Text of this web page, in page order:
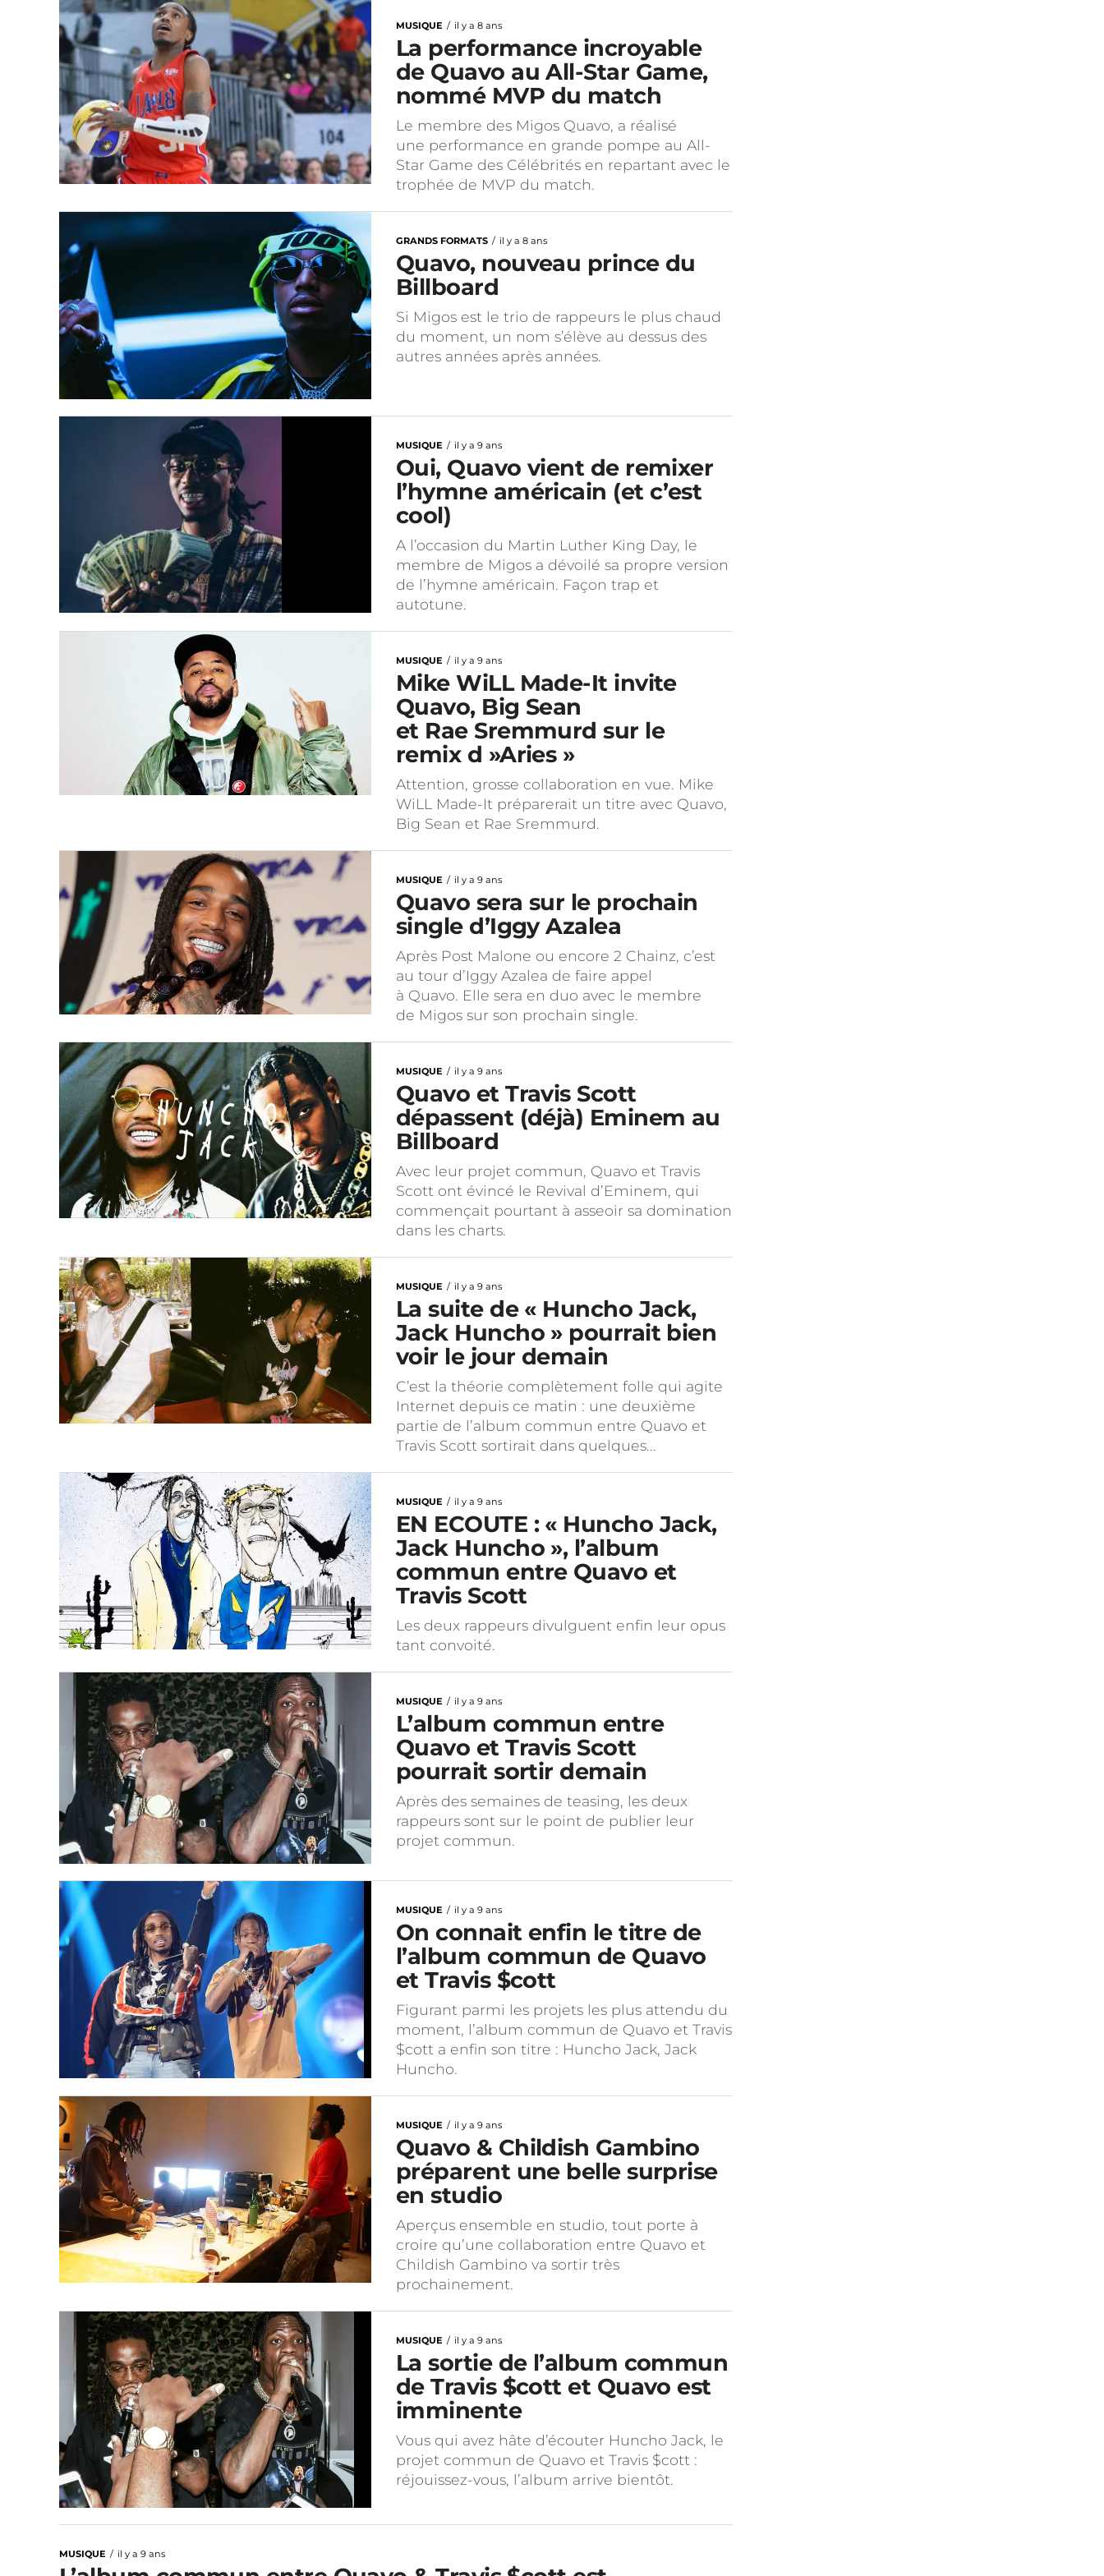
MUSIQUE il y a 8 ans
La performance incroyable
de Quavo au All-Star Game,
nommé MVP du match
Le membre des Migos Quavo, a réalisé
une performance en grande pompe au All-
Star Game des Célébrités en repartant avec le
trophée de MVP du match.
GRANDS FORMATS il y a 8 ans
Quavo, nouveau prince du
Billboard
Si Migos est le trio de rappeurs le plus chaud
du moment, un nom s’élève au dessus des
autres années après années.
MUSIQUE il y a 9 ans
Oui, Quavo vient de remixer
l’hymne américain (et c’est
cool)
A l’occasion du Martin Luther King Day, le
membre de Migos a dévoilé sa propre version
de l’hymne américain. Façon trap et
autotune.
MUSIQUE il y a 9 ans
Mike WiLL Made-It invite
Quavo, Big Sean
et Rae Sremmurd sur le
remix d »Aries »
Attention, grosse collaboration en vue. Mike
WiLL Made-It préparerait un titre avec Quavo,
Big Sean et Rae Sremmurd.
MUSIQUE il y a 9 ans
Quavo sera sur le prochain
single d’Iggy Azalea
Après Post Malone ou encore 2 Chainz, c’est
au tour d’Iggy Azalea de faire appel
à Quavo. Elle sera en duo avec le membre
de Migos sur son prochain single.
MUSIQUE il y a 9 ans
Quavo et Travis Scott
dépassent (déjà) Eminem au
Billboard
Avec leur projet commun, Quavo et Travis
Scott ont évincé le Revival d’Eminem, qui
commençait pourtant à asseoir sa domination
dans les charts.
MUSIQUE il y a 9 ans
La suite de « Huncho Jack,
Jack Huncho » pourrait bien
voir le jour demain
C’est la théorie complètement folle qui agite
Internet depuis ce matin : une deuxième
partie de l’album commun entre Quavo et
Travis Scott sortirait dans quelques...
MUSIQUE il y a 9 ans
EN ECOUTE : « Huncho Jack,
Jack Huncho », l’album
commun entre Quavo et
Travis Scott
Les deux rappeurs divulguent enfin leur opus
tant convoité.
MUSIQUE il y a 9 ans
L’album commun entre
Quavo et Travis Scott
pourrait sortir demain
Après des semaines de teasing, les deux
rappeurs sont sur le point de publier leur
projet commun.
MUSIQUE il y a 9 ans
On connait enfin le titre de
l’album commun de Quavo
et Travis $cott
Figurant parmi les projets les plus attendu du
moment, l’album commun de Quavo et Travis
$cott a enfin son titre : Huncho Jack, Jack
Huncho.
MUSIQUE il y a 9 ans
Quavo & Childish Gambino
préparent une belle surprise
en studio
Aperçus ensemble en studio, tout porte à
croire qu’une collaboration entre Quavo et
Childish Gambino va sortir très
prochainement.
MUSIQUE il y a 9 ans
La sortie de l’album commun
de Travis $cott et Quavo est
imminente
Vous qui avez hâte d’écouter Huncho Jack, le
projet commun de Quavo et Travis $cott :
réjouissez-vous, l’album arrive bientôt.
MUSIQUE il y a 9 ans